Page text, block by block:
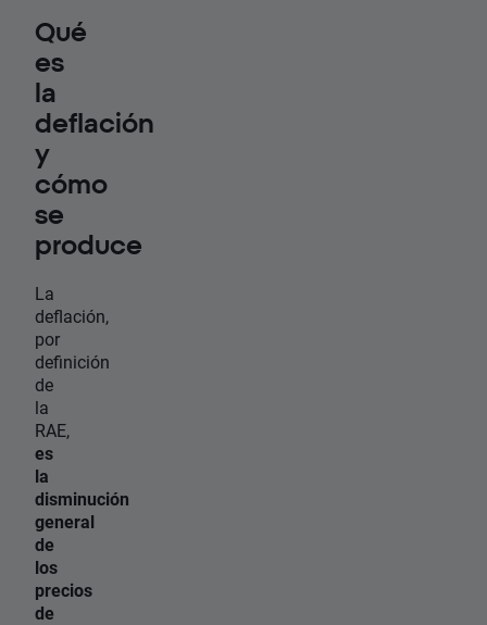
Qué
es
la
deflación
y
cómo
se
produce
La
deflación,
por
definición
de
la
RAE,
es
la
disminución
general
de
los
precios
de